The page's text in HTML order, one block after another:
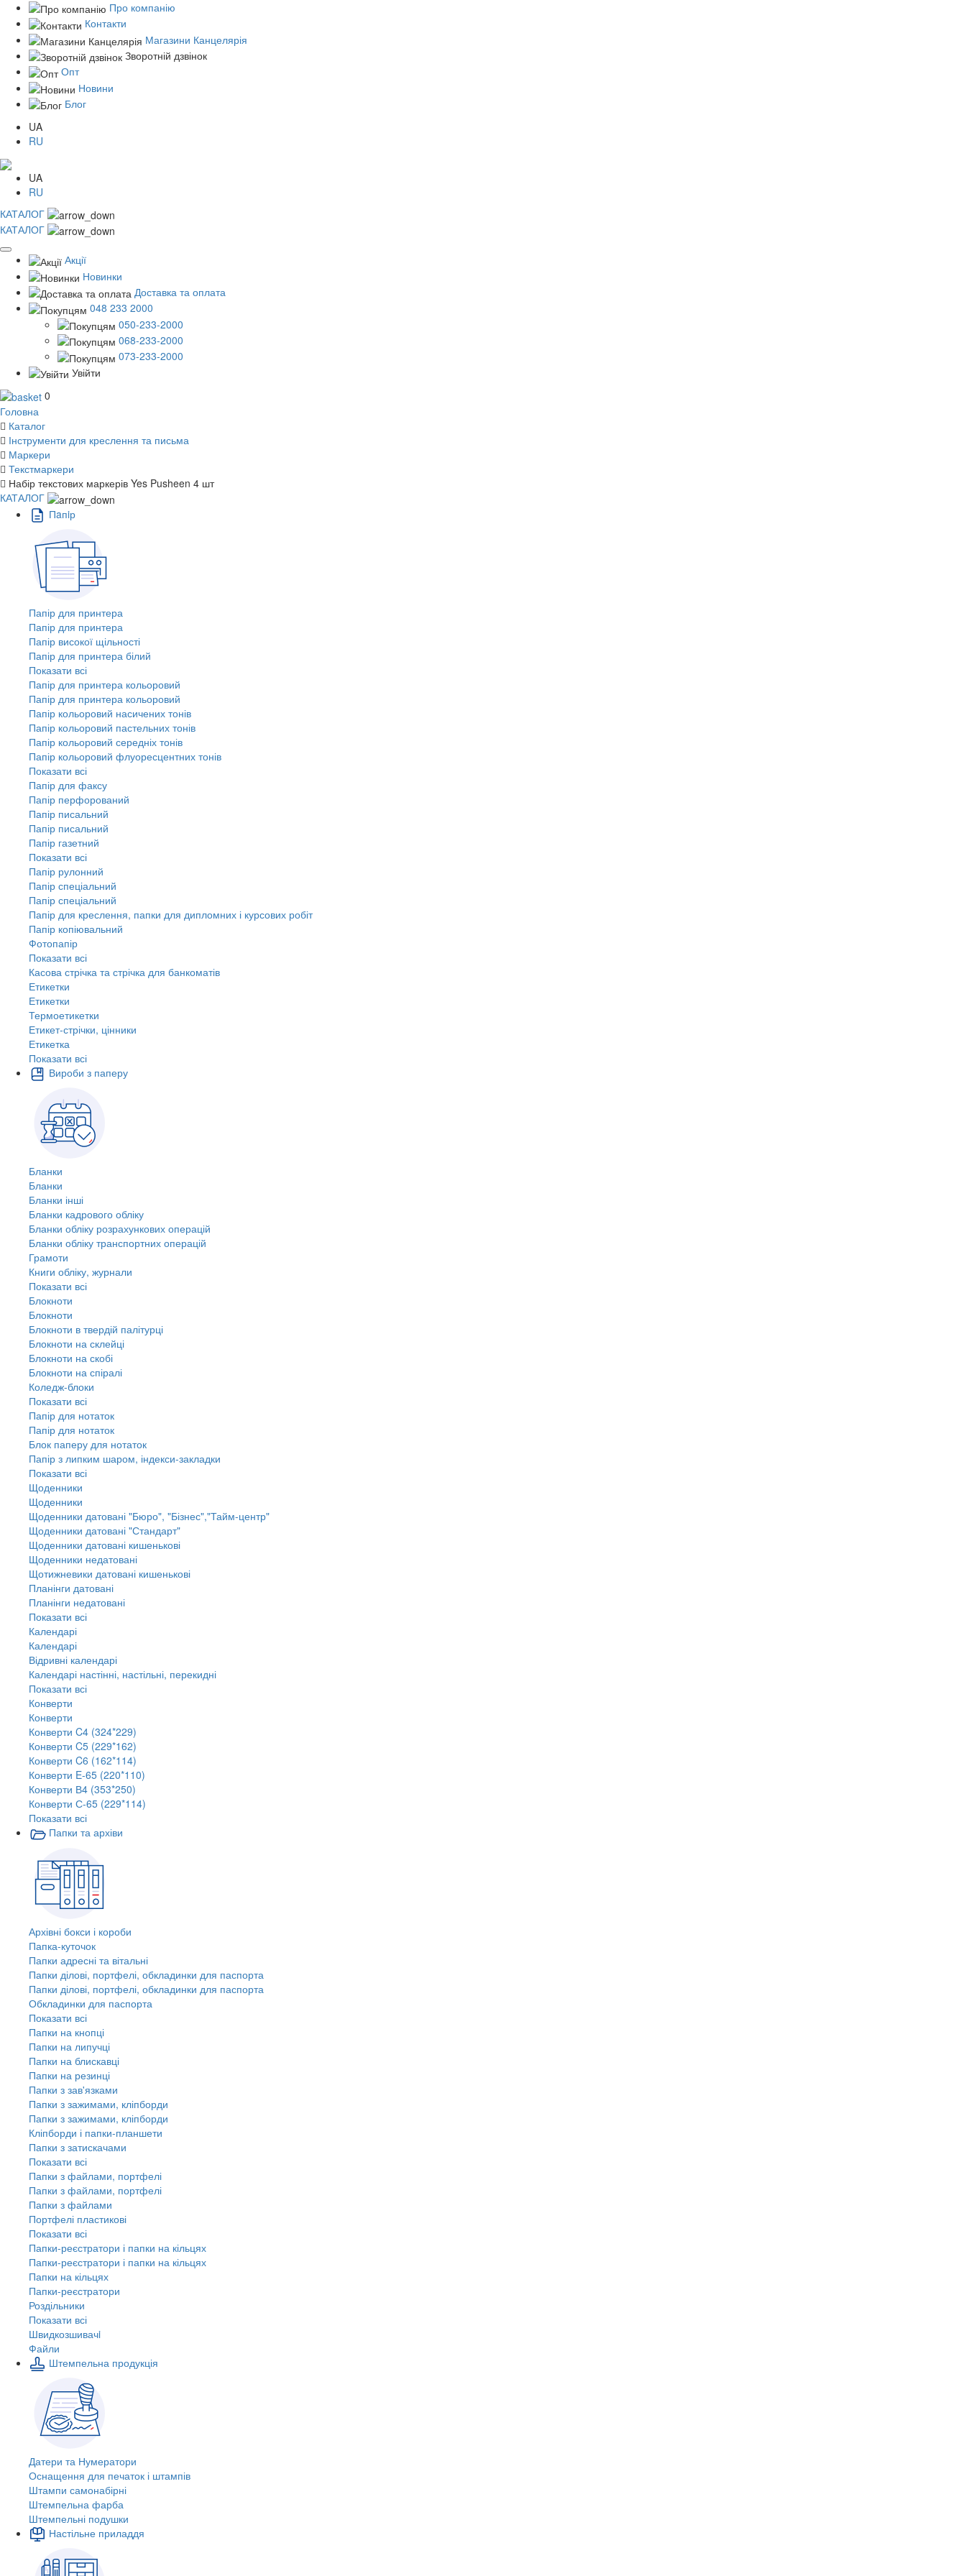
Про компанію
Контакти
Магазини Канцелярія
Зворотній дзвінок
Опт
Новини
Блог
UA
RU
UA
RU
КАТАЛОГ
КАТАЛОГ
Акції
Новинки
Доставка та оплата
048 233 2000
050-233-2000
068-233-2000
073-233-2000
Увійти
0
Головна
Каталог
Інструменти для креслення та письма
Маркери
Текстмаркери
Набір текстових маркерів Yes Pusheen 4 шт
КАТАЛОГ
Пaпiр
Папір для принтера
Папір для принтера
Папір високої щільності
Папір для принтера білий
Показати всі
Папір для принтера кольоровий
Папір для принтера кольоровий
Папір кольоровий насичених тонів
Папір кольоровий пастельних тонів
Папір кольоровий середніх тонів
Папір кольоровий флуоресцентних тонів
Показати всі
Папір для факсу
Папір перфорований
Папір писальний
Папір писальний
Папір газетний
Показати всі
Папір рулонний
Папір спеціальний
Папір спеціальний
Папір для креслення, папки для дипломних і курсових робіт
Папір копіювальний
Фотопапір
Показати всі
Касова стрічка та стрічка для банкоматів
Етикетки
Етикетки
Термоетикетки
Етикет-стрічки, цінники
Етикетка
Показати всі
Вироби з паперу
Бланки
Бланки
Бланки інші
Бланки кадрового обліку
Бланки обліку розрахункових операцій
Бланки обліку транспортних операцій
Грамоти
Книги обліку, журнали
Показати всі
Блокноти
Блокноти
Блокноти в твердій палітурці
Блокноти на склейці
Блокноти на скобі
Блокноти на спіралі
Коледж-блоки
Показати всі
Папір для нотаток
Папір для нотаток
Блок паперу для нотаток
Папір з липким шаром, індекси-закладки
Показати всі
Щоденники
Щоденники
Щоденники датовані "Бюро", "Бізнес","Тайм-центр"
Щоденники датовані "Стандарт"
Щоденники датовані кишенькові
Щоденники недатовані
Щотижневики датовані кишенькові
Планінги датовані
Планінги недатовані
Показати всі
Календарі
Календарі
Відривні календарі
Календарі настінні, настільні, перекидні
Показати всі
Конверти
Конверти
Конверти C4 (324*229)
Конверти C5 (229*162)
Конверти C6 (162*114)
Конверти E-65 (220*110)
Конверти В4 (353*250)
Конверти С-65 (229*114)
Показати всі
Папки та архіви
Архівні бокси і короби
Папка-куточок
Папки адресні та вітальні
Папки ділові, портфелі, обкладинки для паспорта
Папки ділові, портфелі, обкладинки для паспорта
Обкладинки для паспорта
Показати всі
Папки на кнопці
Папки на липучці
Папки на блискавці
Папки на резинці
Папки з зав'язками
Папки з зажимами, кліпборди
Папки з зажимами, кліпборди
Кліпборди і папки-планшети
Папки з затискачами
Показати всі
Папки з файлами, портфелі
Папки з файлами, портфелі
Папки з файлами
Портфелі пластикові
Показати всі
Папки-реєстратори і папки на кільцях
Папки-реєстратори і папки на кільцях
Папки на кільцях
Папки-реєстратори
Роздільники
Показати всі
Швидкозшивачi
Файли
Штемпельна продукція
Датери та Нумератори
Оснащення для печаток і штампів
Штампи самонабірні
Штемпельна фарба
Штемпельні подушки
Настільне приладдя